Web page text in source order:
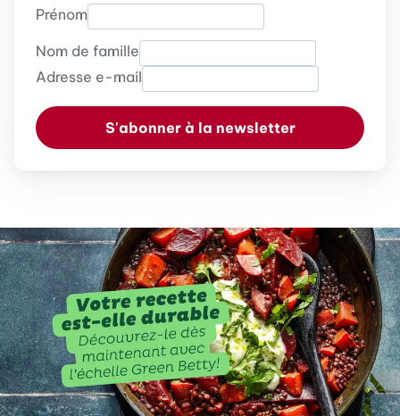
Prénom
Nom de famille
Adresse e-mail
S'abonner à la newsletter